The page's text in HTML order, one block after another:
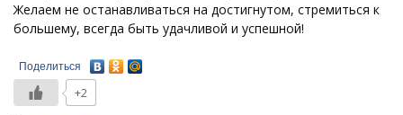
Желаем не останавливаться на достигнутом, стремиться к
большему, всегда быть удачливой и успешной!
Поделиться
+2